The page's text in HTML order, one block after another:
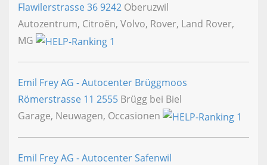
Flawilerstrasse 36 9242 Oberuzwil
Autozentrum, Citroën, Volvo, Rover, Land Rover,
MG
Emil Frey AG - Autocenter Brüggmoos
Römerstrasse 11 2555 Brügg bei Biel
Garage, Neuwagen, Occasionen
Emil Frey AG - Autocenter Safenwil